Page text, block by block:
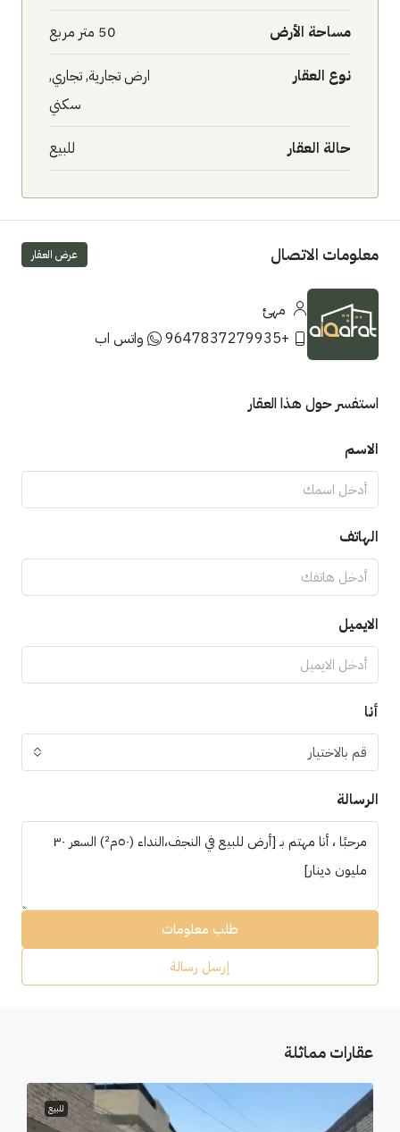
مساحة الأرض 50 متر مربع
نوع العقار
ارض تجارية, تجاري,
سكني
حالة العقار للبيع
معلومات الاتصال عرض العقار
مهئ
9647837279935+
واتس اب
استفسر حول هذا العقار
الاسم
الهاتف
الايميل
أنا
قم بالاختيار
الرسالة
طلب معلومات
إرسل رسالة
عقارات مماثلة
للبيع